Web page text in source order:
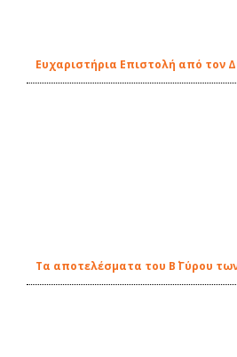
Ευχαριστήρια Επιστολή από τον
Τα αποτελέσματα του Β΄ Γύρου